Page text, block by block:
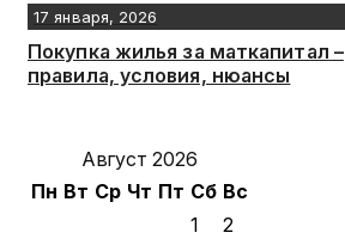
17 января, 2026
Покупка жилья за маткапитал –
правила, условия, нюансы
Август 2026
Пн Вт Ср Чт Пт Сб Вс
1
2